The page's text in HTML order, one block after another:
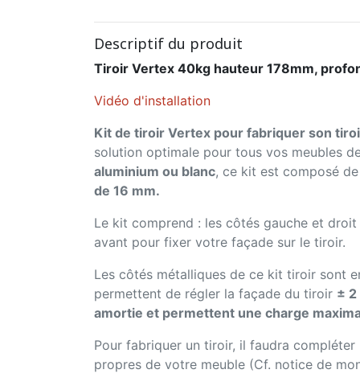
Descriptif du produit
Tiroir Vertex 40kg hauteur 178mm,
Vidéo d'installation
Kit de tiroir Vertex pour fabriquer son
solution optimale pour tous vos meubles
aluminium ou blanc, ce kit est composé
de 16 mm.
Le kit comprend : les côtés gauche et
avant pour fixer votre façade sur le tiroir.
Les côtés métalliques de ce kit tiroir sont
permettent de régler la façade du tiroir ±
amortie et permettent une charge
Pour fabriquer un tiroir, il faudra
propres de votre meuble (Cf. notice de